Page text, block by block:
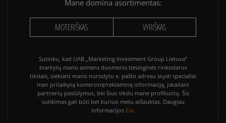
Mane domina asortimentas:
MOTERIŠKAS VYRIŠKAS
Sutinku, kad UAB „Marketing Investment Group Lietuva“
tvarkytų mano asmens duomenis tiesioginės rinkodaros
tikslais, siekiant mano nurodytu e. pašto adresu siųsti specialiai
man pritaikytą komercinę/reklaminę informaciją, įskaitant
partnerių pasiūlymus, bei šiuo tikslu mane profiliuotų. Šis
sutikimas gali būti bet kuriuo metu atšauktas. Daugiau
informacijos čia.